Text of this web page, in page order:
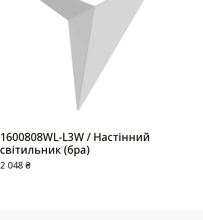
1600808WL-L3W / Настінний
світильник (бра)
2 048₴